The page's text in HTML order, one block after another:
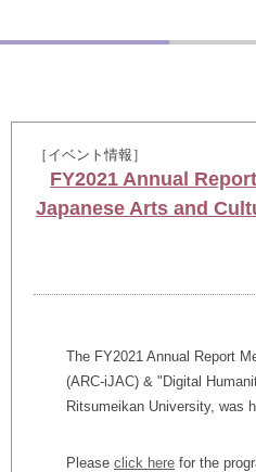
［イベント情報］
FY2021 Annual
Japanese Arts and
The FY2021 Annual Report
(ARC-iJAC) & "Digital
Ritsumeikan University, was
Please click here for the